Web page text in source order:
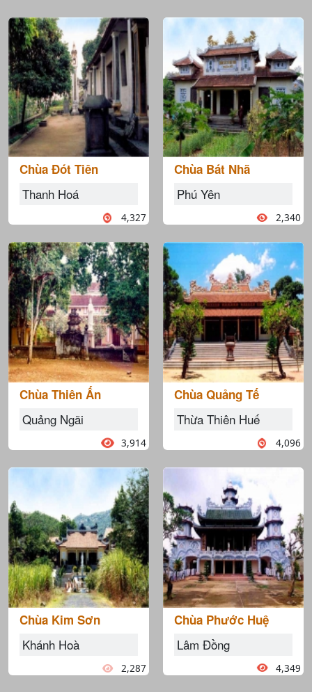
Chùa Đót Tiên
Thanh Hoá
4,327
Chùa Thiên Ấn
Quảng Ngãi
3,914
Chùa Kim Sơn
Khánh Hoà
2,287
Chùa Bát Nhã
Phú Yên
2,340
Chùa Quảng Tế
Thừa Thiên Huế
4,096
Chùa Phước Huệ
Lâm Đồng
4,349